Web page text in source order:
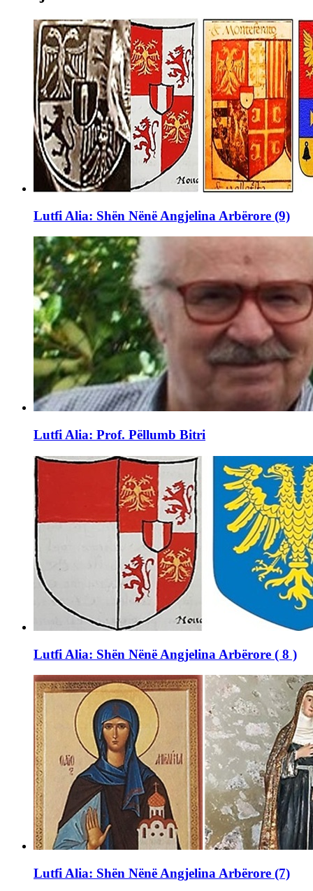
Lutfi Alia: Shën Nënë Angjelina Arbërore (9)
Lutfi Alia: Prof. Pëllumb Bitri
Lutfi Alia: Shën Nënë Angjelina Arbërore ( 8 )
Lutfi Alia: Shën Nënë Angjelina Arbërore (7)